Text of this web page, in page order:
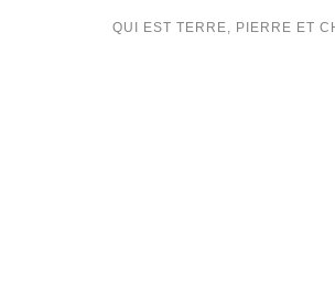
QUI EST TERRE, PIERRE ET